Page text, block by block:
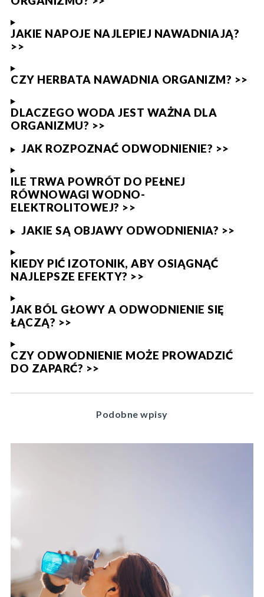
JAKIE NAPOJE NAJLEPIEJ NAWADNIAJĄ?
>>
CZY HERBATA NAWADNIA ORGANIZM? >>
DLACZEGO WODA JEST WAŻNA DLA
ORGANIZMU? >>
JAK ROZPOZNAĆ ODWODNIENIE? >>
ILE TRWA POWRÓT DO PEŁNEJ
RÓWNOWAGI WODNO-
ELEKTROLITOWEJ? >>
JAKIE SĄ OBJAWY ODWODNIENIA? >>
KIEDY PIĆ IZOTONIK, ABY OSIĄGNĄĆ
NAJLEPSZE EFEKTY? >>
JAK BÓL GŁOWY A ODWODNIENIE SIĘ
ŁĄCZĄ? >>
CZY ODWODNIENIE MOŻE PROWADZIĆ
DO ZAPARĆ? >>
Podobne wpisy